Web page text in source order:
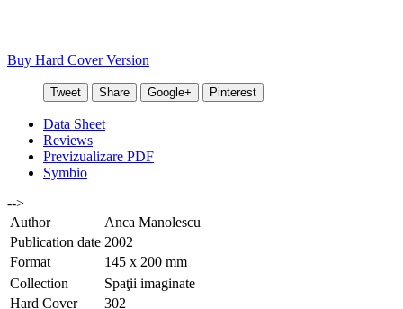
Buy Hard Cover Version
Tweet Share Google+ Pinterest
Data Sheet
Reviews
Previzualizare PDF
Symbio
-->
Author
Anca Manolescu
Publication date 2002
Format
145 x 200 mm
Collection
Spaţii imaginate
Hard Cover
302